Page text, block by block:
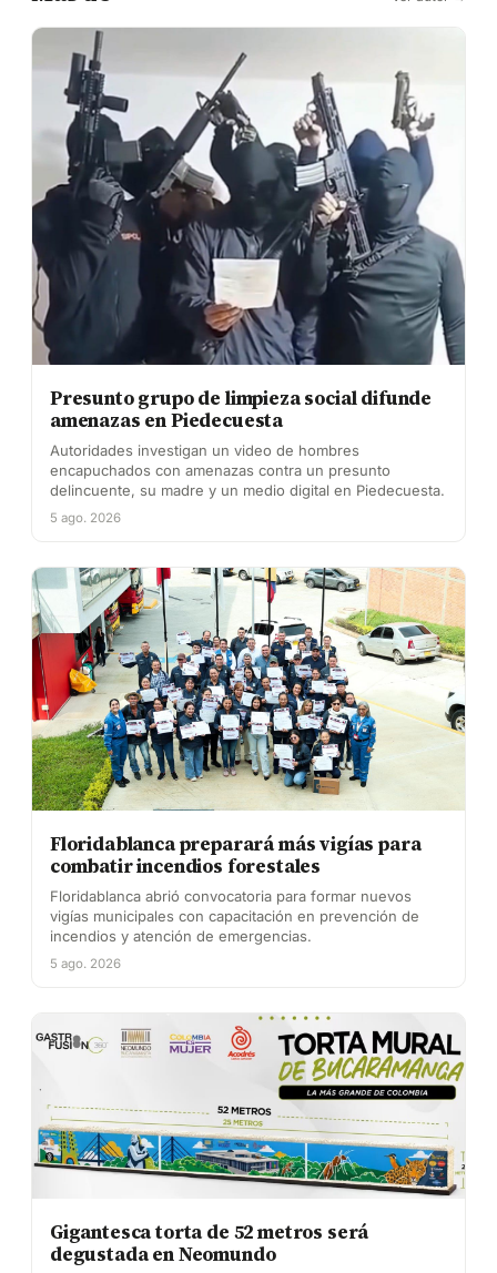
Presunto grupo de limpieza social difunde
amenazas en Piedecuesta
Autoridades investigan un video de hombres
encapuchados con amenazas contra un presunto
delincuente, su madre y un medio digital en Piedecuesta.
5 ago. 2026
Floridablanca preparará más vigías para
combatir incendios forestales
Floridablanca abrió convocatoria para formar nuevos
vigías municipales con capacitación en prevención de
incendios y atención de emergencias.
5 ago. 2026
Gigantesca torta de 52 metros será
degustada en Neomundo